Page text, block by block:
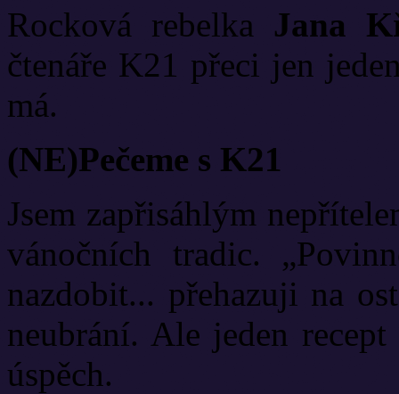
Rocková rebelka Jana
čtenáře K21 přeci jen
má.
(NE)Pečeme s K21
Jsem zapřisáhlým
vánočních tradic.
nazdobit... přehazuji na
neubrání. Ale jeden
úspěch.